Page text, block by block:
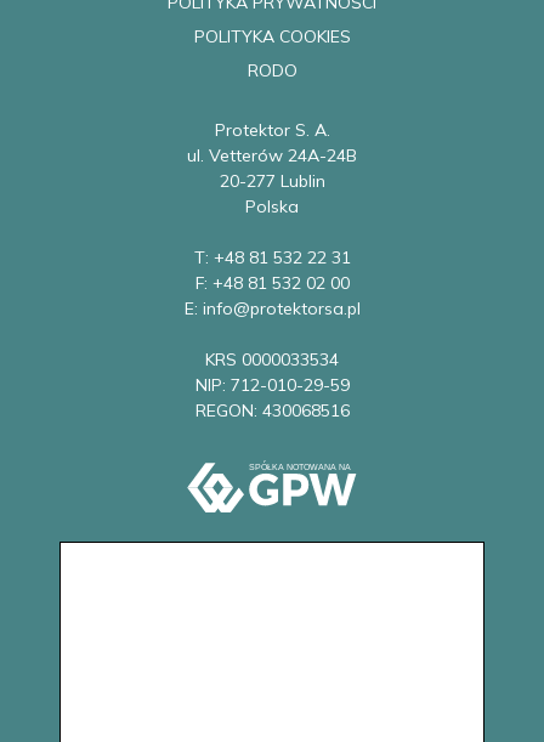
POLITYKA COOKIES
RODO
Protektor S. A.
ul. Vetterów 24A-24B
20-277 Lublin
Polska
T: +48 81 532 22 31
F: +48 81 532 02 00
E: info@protektorsa.pl
KRS 0000033534
NIP: 712-010-29-59
REGON: 430068516